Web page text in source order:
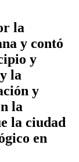
la
y contó
y
la
y
la
la ciudad
en